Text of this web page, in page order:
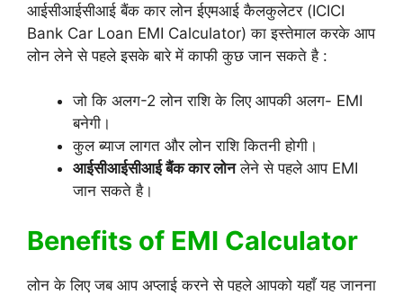
आईसीआईसीआई बैंक कार लोन ईएमआई कैलकुलेटर (ICICI
Bank Car Loan EMI Calculator) का इस्तेमाल करके आप
लोन लेने से पहले इसके बारे में काफी कुछ जान सकते है :
जो कि अलग-2 लोन राशि के लिए आपकी अलग- EMI
बनेगी।
कुल ब्याज लागत और लोन राशि कितनी होगी।
आईसीआईसीआई बैंक कार लोनलेने से पहले आप EMI
जान सकते है।
Benefits of EMI Calculator
लोन के लिए जब आप अप्लाई करने से पहले आपको यहाँ यह जानना